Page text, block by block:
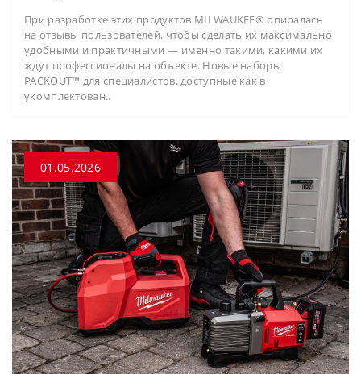
При разработке этих продуктов MILWAUKEE® опиралась
на отзывы пользователей, чтобы сделать их максимально
удобными и практичными — именно такими, какими их
ждут профессионалы на объекте. Новые наборы
PACKOUT™ для специалистов, доступные как в
укомплектован..
01.05.2026